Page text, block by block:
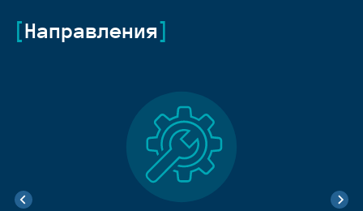
Направления